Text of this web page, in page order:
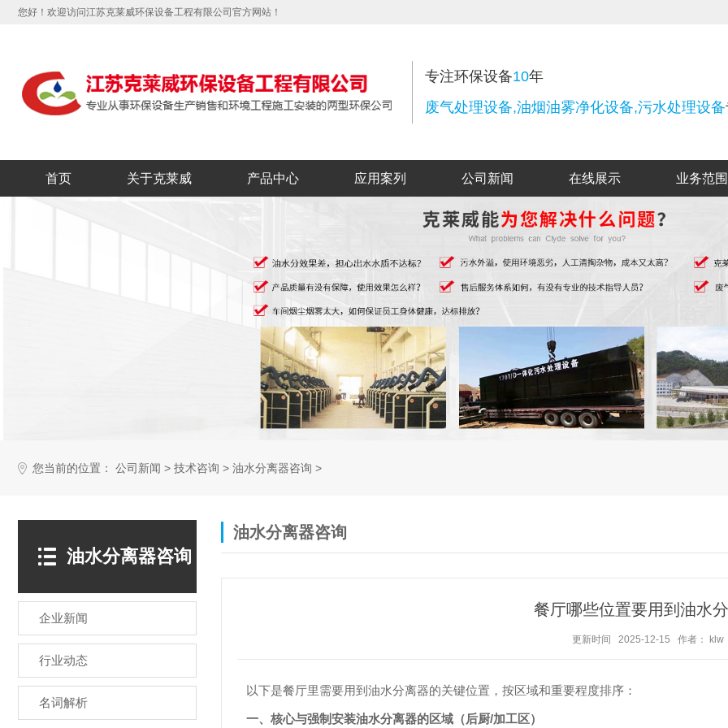
您好！欢迎访问江苏克莱威环保设备工程有限公司官方网站！
专注环保设备10年
废气处理设备,油烟油雾净化设备,污水处理设备
首页 关于克莱威 产品中心 应用案列 公司新闻 在线展示 业务范围
您当前的位置： 公司新闻 > 技术咨询 > 油水分离器咨询 >
油水分离器咨询
企业新闻
行业动态
名词解析
油水分离器咨询
餐厅哪些位置要用到油水
更新时间 2025-12-15 作者： klw
以下是餐厅里需要用到油水分离器的关键位置，按区域和重要程度排序：
一、核心与强制安装油水分离器的区域（后厨/加工区）